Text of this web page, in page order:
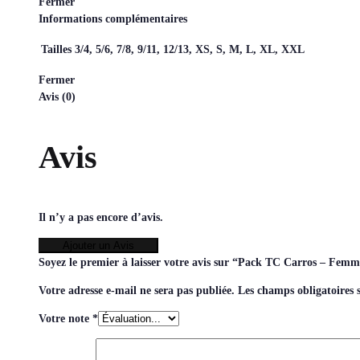
Informations complémentaires
Tailles 3/4, 5/6, 7/8, 9/11, 12/13, XS, S, M, L, XL, XXL
Fermer
Avis (0)
Avis
Il n’y a pas encore d’avis.
Soyez le premier à laisser votre avis sur “Pack TC Carros –
Votre adresse e-mail ne sera pas publiée. Les champs obligatoires
Votre note *